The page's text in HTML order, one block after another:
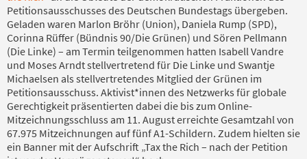
Petitionsausschusses des Deutschen Bundestags übergeben.
Geladen waren Marlon Bröhr (Union), Daniela Rump (SPD),
Corinna Rüffer (Bündnis 90/Die Grünen) und Sören Pellmann
(Die Linke) – am Termin teilgenommen hatten Isabell Vandre
und Moses Arndt stellvertretend für Die Linke und Swantje
Michaelsen als stellvertretendes Mitglied der Grünen im
Petitionsausschuss. Aktivist*innen des Netzwerks für globale
Gerechtigkeit präsentierten dabei die bis zum Online-
Mitzeichnungsschluss am 11. August erreichte Gesamtzahl von
67.975 Mitzeichnungen auf fünf A1-Schildern. Zudem hielten sie
ein Banner mit der Aufschrift „Tax the Rich – nach der Petition